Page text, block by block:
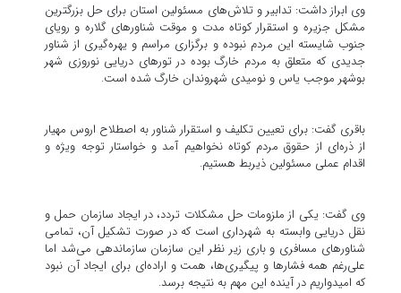
وی ابراز داشت: تدابیر و تلاش‌های مسئولین استان برای حل بزرگترین
مشکل جزیره و استقرار کوتاه مدت و موقت شناورهای گلاره و رویای
جنوب شایسته این مردم نبوده و برگزاری مراسم و یهره‌گیری از شناور
جدیدی که متعلق به مردم خارگ بوده در تورهای دریایی نوروزی شهر
بوشهر موجب یاس و نومیدی شهروندان خارگ شده است.
باقری گفت: برای تعیین تکلیف و استقرار شناور به اصطلاح اروس مهیار
از ذره‌ای از حقوق مردم کوتاه نخواهیم آمد و خواستار توجه ویژه و
اقدام عملی مسئولین ذیربط هستیم.
وی گفت: یکی از ملزومات حل مشکلات تردد، در ایجاد سازمان حمل و
نقل دریایی وابسته به شهرداری است که در صورت تشکیل آن، تمامی
شناورهای مسافری و باری زیر نظر این سازمان سازماندهی می‌شد اما
علی‌رغم همه فشارها و پیگیری‌ها، همت و اراده‌ای برای ایجاد آن نبود
که امیدواریم در آینده این مهم به نتیجه برسد.